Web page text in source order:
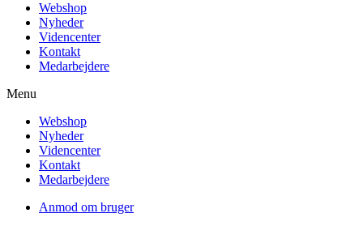
Webshop
Nyheder
Videncenter
Kontakt
Medarbejdere
Menu
Webshop
Nyheder
Videncenter
Kontakt
Medarbejdere
Anmod om bruger